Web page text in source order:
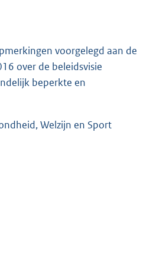
voorgelegd aan de
over de beleidsvisie
beperkte en
Welzijn en Sport